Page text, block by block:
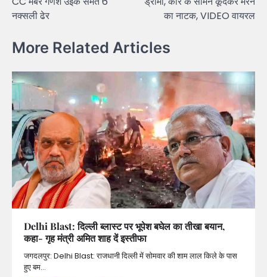
नक्सली ढेर
का नाटक, VIDEO वायरल
More Related Articles
Delhi Blast: दिल्ली ब्लास्ट पर भूपेश बघेल का तीखा बयान,
कहा- गृह मंत्री अमित शाह दें इस्तीफा
जगदलपुर: Delhi Blast: राजधानी दिल्ली में सोमवार की शाम लाल किले के पास
हुए बम…